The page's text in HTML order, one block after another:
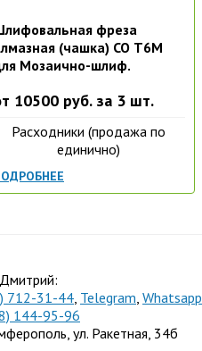
фреза
(чашка) СО Т6М
Мозаично-шлиф.
10500 руб. за 3 шт.
Расходники (продажа по
единично)
712-31-44, Telegram, Whatsapp
144-95-96
ул. Ракетная, 34б